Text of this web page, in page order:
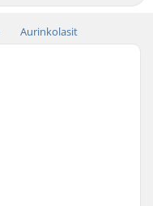
Aurinkolasit